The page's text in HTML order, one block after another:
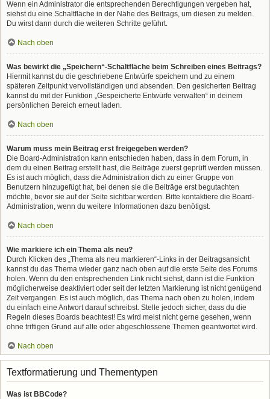
Wenn ein Administrator die entsprechenden Berechtigungen vergeben hat,
siehst du eine Schaltfläche in der Nähe des Beitrags, um diesen zu melden.
Du wirst dann durch die weiteren Schritte geführt.
Nach oben
Was bewirkt die „Speichern“-Schaltfläche beim Schreiben eines Beitrags?
Hiermit kannst du die geschriebene Entwürfe speichern und zu einem
späteren Zeitpunkt vervollständigen und absenden. Den gesicherten Beitrag
kannst du mit der Funktion „Gespeicherte Entwürfe verwalten“ in deinem
persönlichen Bereich erneut laden.
Nach oben
Warum muss mein Beitrag erst freigegeben werden?
Die Board-Administration kann entschieden haben, dass in dem Forum, in
dem du einen Beitrag erstellt hast, die Beiträge zuerst geprüft werden müssen.
Es ist auch möglich, dass die Administration dich zu einer Gruppe von
Benutzern hinzugefügt hat, bei denen sie die Beiträge erst begutachten
möchte, bevor sie auf der Seite sichtbar werden. Bitte kontaktiere die Board-
Administration, wenn du weitere Informationen dazu benötigst.
Nach oben
Wie markiere ich ein Thema als neu?
Durch Klicken des „Thema als neu markieren“-Links in der Beitragsansicht
kannst du das Thema wieder ganz nach oben auf die erste Seite des Forums
holen. Wenn du den entsprechenden Link nicht siehst, dann ist die Funktion
möglicherweise deaktiviert oder seit der letzten Markierung ist nicht genügend
Zeit vergangen. Es ist auch möglich, das Thema nach oben zu holen, indem
du einfach eine Antwort darauf schreibst. Stelle jedoch sicher, dass du die
Regeln dieses Boards beachtest! Es wird meist nicht gerne gesehen, wenn
ohne triftigen Grund auf alte oder abgeschlossene Themen geantwortet wird.
Nach oben
Textformatierung und Thementypen
Was ist BBCode?